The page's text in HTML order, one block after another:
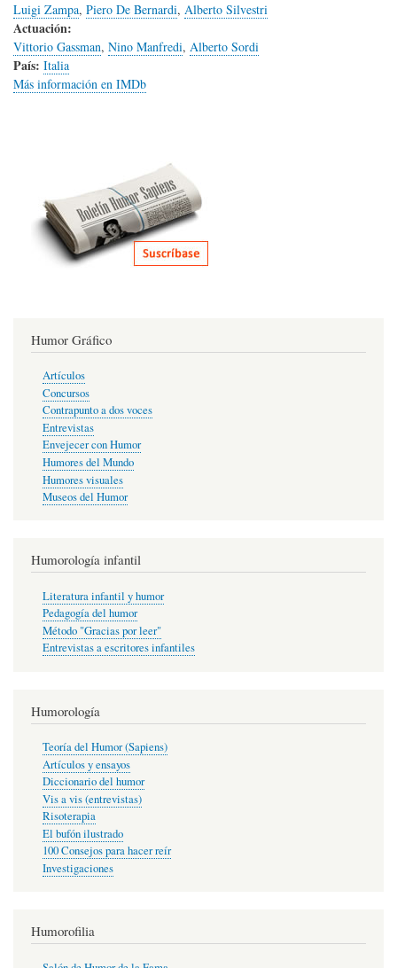
Luigi Zampa, Piero De Bernardi, Alberto Silvestri
Actuación:
Vittorio Gassman, Nino Manfredi, Alberto Sordi
País: Italia
Más información en IMDb
Humor Gráfico
Artículos
Concursos
Contrapunto a dos voces
Entrevistas
Envejecer con Humor
Humores del Mundo
Humores visuales
Museos del Humor
Humorología infantil
Literatura infantil y humor
Pedagogía del humor
Método "Gracias por leer"
Entrevistas a escritores infantiles
Humorología
Teoría del Humor (Sapiens)
Artículos y ensayos
Diccionario del humor
Vis a vis (entrevistas)
Risoterapia
El bufón ilustrado
100 Consejos para hacer reír
Investigaciones
Humorofilia